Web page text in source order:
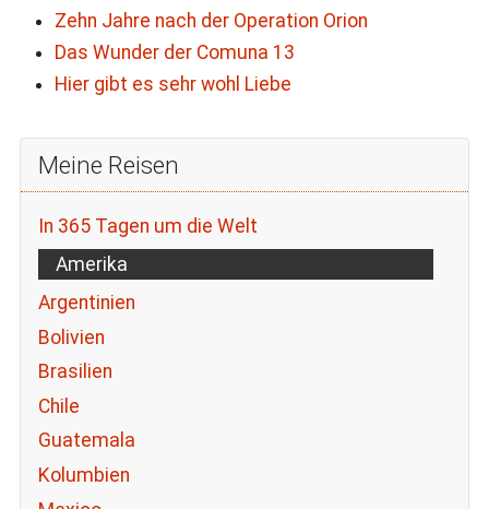
Zehn Jahre nach der Operation Orion
Das Wunder der Comuna 13
Hier gibt es sehr wohl Liebe
Meine Reisen
In 365 Tagen um die Welt
Amerika
Argentinien
Bolivien
Brasilien
Chile
Guatemala
Kolumbien